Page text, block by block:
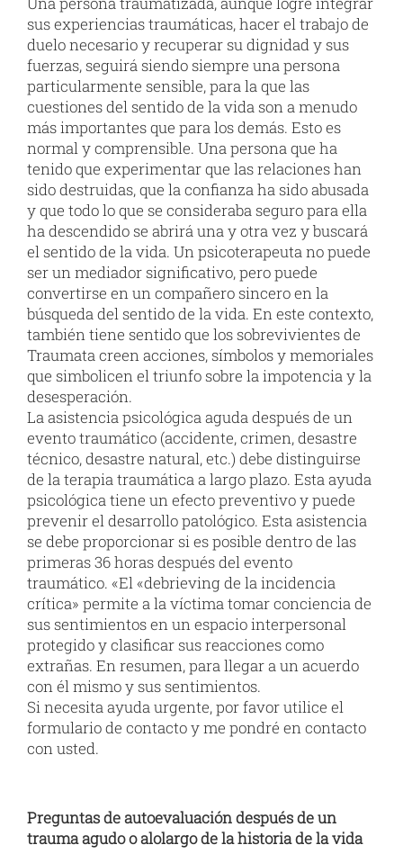
sus experiencias traumáticas, hacer el trabajo de
duelo necesario y recuperar su dignidad y sus
fuerzas, seguirá siendo siempre una persona
particularmente sensible, para la que las
cuestiones del sentido de la vida son a menudo
más importantes que para los demás. Esto es
normal y comprensible. Una persona que ha
tenido que experimentar que las relaciones han
sido destruidas, que la confianza ha sido abusada
y que todo lo que se consideraba seguro para ella
ha descendido se abrirá una y otra vez y buscará
el sentido de la vida. Un psicoterapeuta no puede
ser un mediador significativo, pero puede
convertirse en un compañero sincero en la
búsqueda del sentido de la vida. En este contexto,
también tiene sentido que los sobrevivientes de
Traumata creen acciones, símbolos y memoriales
que simbolicen el triunfo sobre la impotencia y la
desesperación.
La asistencia psicológica aguda después de un
evento traumático (accidente, crimen, desastre
técnico, desastre natural, etc.) debe distinguirse
de la terapia traumática a largo plazo. Esta ayuda
psicológica tiene un efecto preventivo y puede
prevenir el desarrollo patológico. Esta asistencia
se debe proporcionar si es posible dentro de las
primeras 36 horas después del evento
traumático. «El «debrieving de la incidencia
crítica» permite a la víctima tomar conciencia de
sus sentimientos en un espacio interpersonal
protegido y clasificar sus reacciones como
extrañas. En resumen, para llegar a un acuerdo
con él mismo y sus sentimientos.
Si necesita ayuda urgente, por favor utilice el
formulario de contacto y me pondré en contacto
con usted.
Preguntas de autoevaluación después de un
trauma agudo o alolargo de la historia de la vida